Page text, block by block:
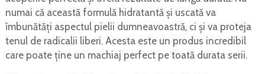
numai că această formulă hidratantă și uscată va
îmbunătăți aspectul pielii dumneavoastră, ci și va proteja
tenul de radicalii liberi. Acesta este un produs incredibil
care poate ține un machiaj perfect pe toată durata serii.